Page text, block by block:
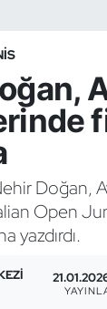
Doğan,
Open
yazdırdı.
Dart